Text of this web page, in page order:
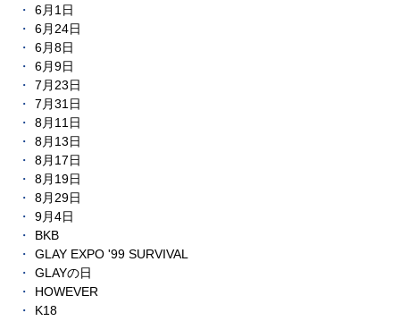
6月1日
6月24日
6月8日
6月9日
7月23日
7月31日
8月11日
8月13日
8月17日
8月19日
8月29日
9月4日
BKB
GLAY EXPO '99 SURVIVAL
GLAYの日
HOWEVER
K18